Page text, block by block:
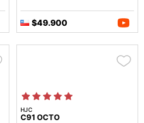
$49.900
HJC
C91 OCTO